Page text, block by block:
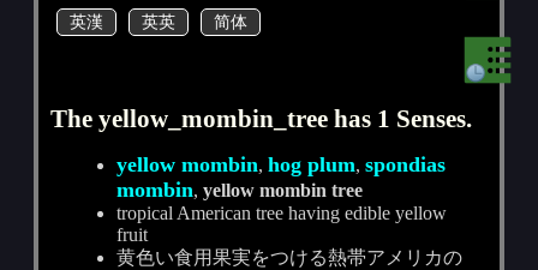
英漢 英英 简体
The yellow_mombin_tree has 1 Senses.
yellow mombin,hog plum,spondias
mombin,yellow mombin tree
tropical American tree having edible yellow
fruit
黄色い食用果実をつける熱帯アメリカの